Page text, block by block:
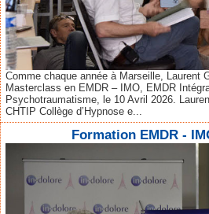
Comme chaque année à Marseille, Laurent
Masterclass en EMDR – IMO, EMDR
Psychotraumatisme, le 10 Avril 2026.
CHTIP Collège d’Hypnose e...
Formation EMDR -